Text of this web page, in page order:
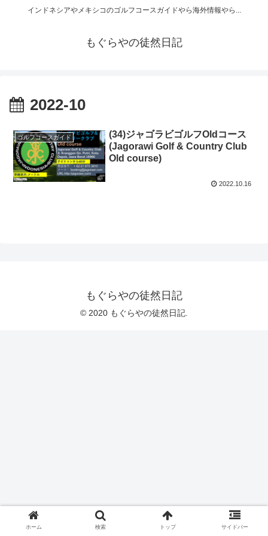
インドネシアやメキシコのゴルフコースガイドやら海外情報やら...
もぐらやの徒然日記
2022-10
ゴルフコースガイド
(34)ジャゴラビゴルフOldコース
(Jagorawi Golf & Country Club
Old course)
2022.10.16
もぐらやの徒然日記
© 2020 もぐらやの徒然日記.
ホーム 検索 トップ サイドバー